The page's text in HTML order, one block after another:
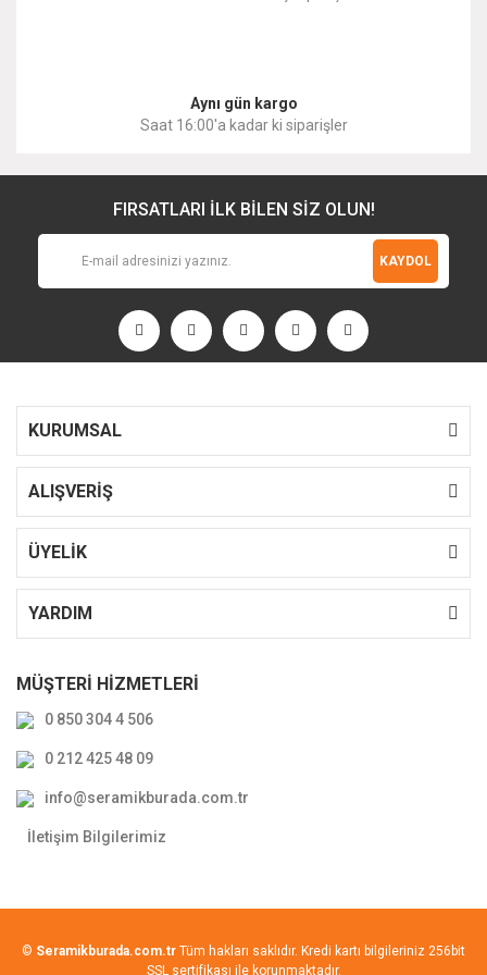
Aynı gün kargo
Saat 16:00'a kadar ki siparişler
FIRSATLARI İLK BİLEN SİZ OLUN!
KAYDOL
KURUMSAL
ALIŞVERİŞ
ÜYELİK
YARDIM
MÜŞTERİ HİZMETLERİ
0 850 304 4 506
0 212 425 48 09
info@seramikburada.com.tr
İletişim Bilgilerimiz
© Seramikburada.com.tr Tüm hakları saklıdır. Kredi kartı bilgileriniz 256bit
SSL sertifikası ile korunmaktadır.